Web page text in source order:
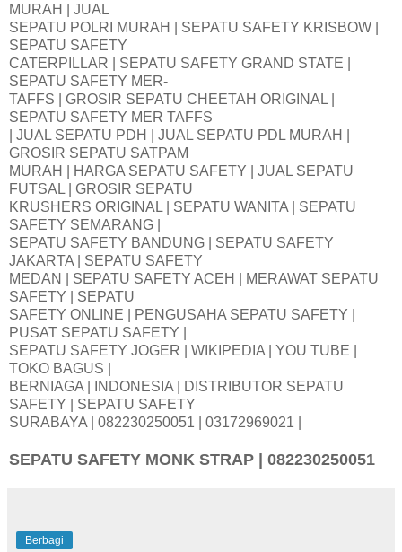
MURAH | JUAL
SEPATU POLRI MURAH | SEPATU SAFETY KRISBOW |
SEPATU SAFETY
CATERPILLAR | SEPATU SAFETY GRAND STATE |
SEPATU SAFETY MER-
TAFFS | GROSIR SEPATU CHEETAH ORIGINAL |
SEPATU SAFETY MER TAFFS
| JUAL SEPATU PDH | JUAL SEPATU PDL MURAH |
GROSIR SEPATU SATPAM
MURAH | HARGA SEPATU SAFETY | JUAL SEPATU
FUTSAL | GROSIR SEPATU
KRUSHERS ORIGINAL | SEPATU WANITA | SEPATU
SAFETY SEMARANG |
SEPATU SAFETY BANDUNG | SEPATU SAFETY
JAKARTA | SEPATU SAFETY
MEDAN | SEPATU SAFETY ACEH | MERAWAT SEPATU
SAFETY | SEPATU
SAFETY ONLINE | PENGUSAHA SEPATU SAFETY |
PUSAT SEPATU SAFETY |
SEPATU SAFETY JOGER | WIKIPEDIA | YOU TUBE |
TOKO BAGUS |
BERNIAGA | INDONESIA | DISTRIBUTOR SEPATU
SAFETY | SEPATU SAFETY
SURABAYA | 082230250051 | 03172969021 |
SEPATU SAFETY MONK STRAP | 082230250051
Berbagi